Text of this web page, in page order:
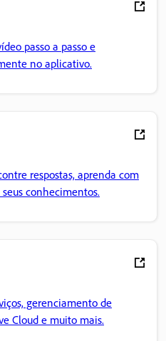
passo a passo e
no aplicativo.
respostas, aprenda com
conhecimentos.
gerenciamento de
Cloud e muito mais.